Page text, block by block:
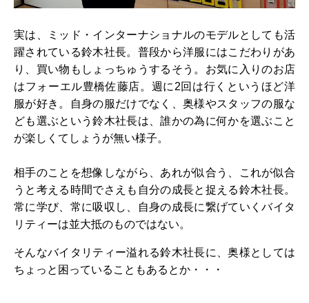
実は、ミッド・インターナショナルのモデルとしても活
躍されている鈴木社長。普段から洋服にはこだわりがあ
り、買い物もしょっちゅうするそう。お気に入りのお店
はフォーエル豊橋佐藤店。週に2回は行くというほど洋
服が好き。自身の服だけでなく、奥様やスタッフの服な
ども選ぶという鈴木社長は、誰かの為に何かを選ぶこと
が楽しくてしょうが無い様子。
相手のことを想像しながら、あれが似合う、これが似合
うと考える時間でさえも自分の成長と捉える鈴木社長。
常に学び、常に吸収し、自身の成長に繋げていくバイタ
リティーは並大抵のものではない。
そんなバイタリティー溢れる鈴木社長に、奥様としては
ちょっと困っていることもあるとか・・・